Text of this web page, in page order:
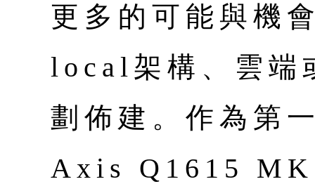
更多的可能與機
local架構、雲端
劃佈建。作為第
Axis Q1615